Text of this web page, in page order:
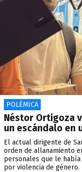
POLÉMICA
Néstor Ortigoza
un escándalo en
El actual dirigente de
orden de allanamiento
personales que le
por violencia de género.